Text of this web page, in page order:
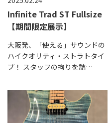
Infinite Trad ST Fullsize
【期間限定展示】
大阪発、「使える」サウンドの
ハイクオリティ・ストラトタイ
プ！ スタッフの拘りを詰…